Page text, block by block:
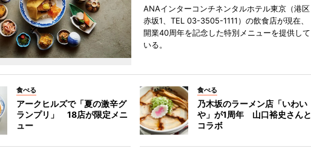
ANAインターコンチネンタルホテル東京（港区
赤坂1、TEL 03-3505-1111）の飲食店が現在、
開業40周年を記念した特別メニューを提供して
いる。
食べる
アークヒルズで「夏の激辛グ
ランプリ」 18店が限定メニ
ュー
食べる
乃木坂のラーメン店「いわい
や」が1周年 山口裕史さんと
コラボ